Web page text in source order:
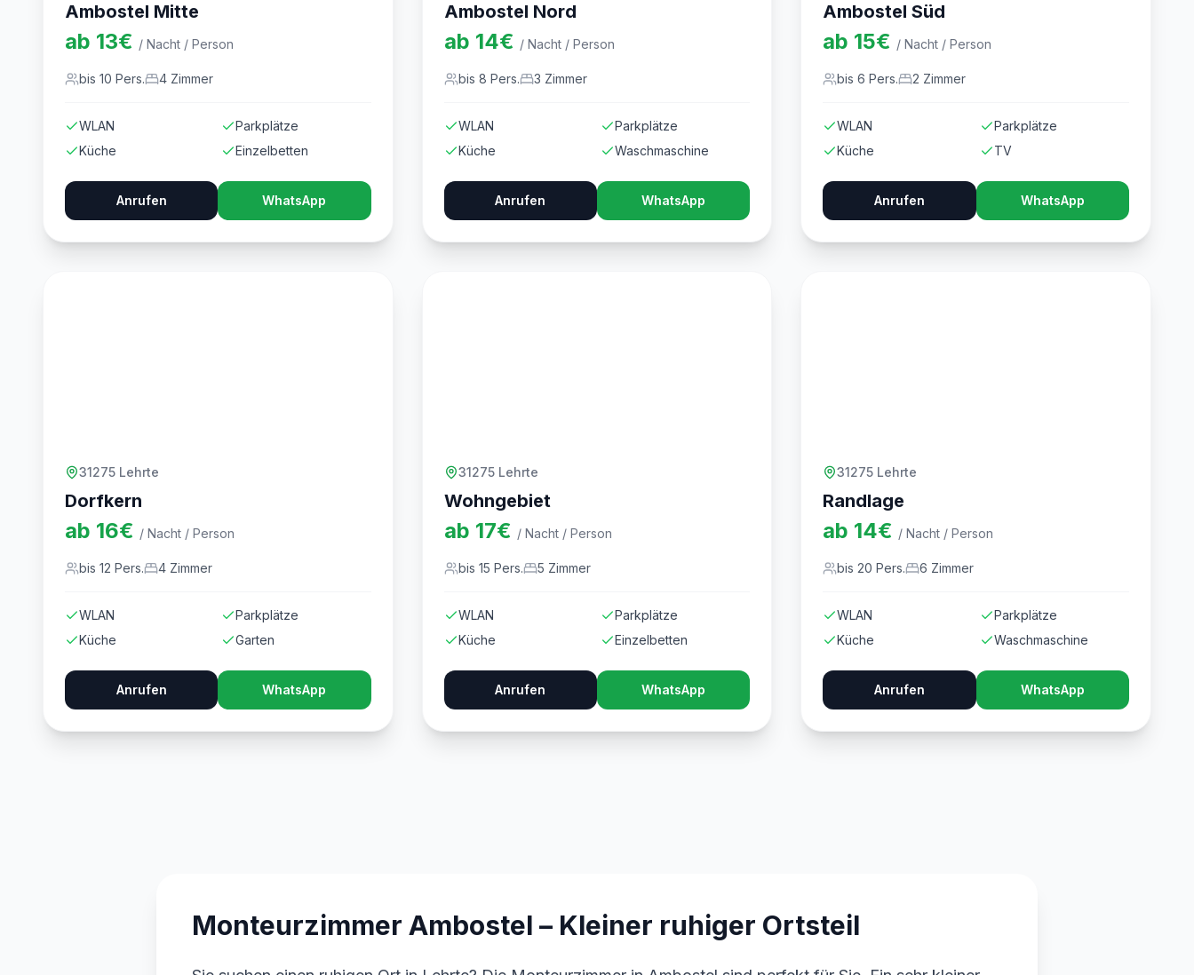
Ambostel Mitte
ab 13€ / Nacht / Person
bis 10 Pers. 4 Zimmer
WLAN
Parkplätze
Küche
Einzelbetten
Anrufen WhatsApp
Ambostel Nord
ab 14€ / Nacht / Person
bis 8 Pers. 3 Zimmer
WLAN
Parkplätze
Küche
Waschmaschine
Anrufen WhatsApp
Ambostel Süd
ab 15€ / Nacht / Person
bis6 Pers. 2 Zimmer
WLAN
Parkplätze
Küche
TV
Anrufen WhatsApp
31275 Lehrte
Dorfkern
ab 16€ / Nacht / Person
bis 12 Pers. 4 Zimmer
WLAN
Parkplätze
Küche
Garten
Anrufen WhatsApp
31275 Lehrte
Wohngebiet
ab 17€ / Nacht / Person
bis 15 Pers. 5 Zimmer
WLAN
Parkplätze
Küche
Einzelbetten
Anrufen WhatsApp
31275 Lehrte
Randlage
ab 14€ / Nacht / Person
bis 20 Pers. 6 Zimmer
WLAN
Parkplätze
Küche
Waschmaschine
Anrufen WhatsApp
Monteurzimmer Ambostel – Kleiner ruhiger Ortsteil